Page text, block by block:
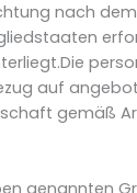
nach
auf
gemäß